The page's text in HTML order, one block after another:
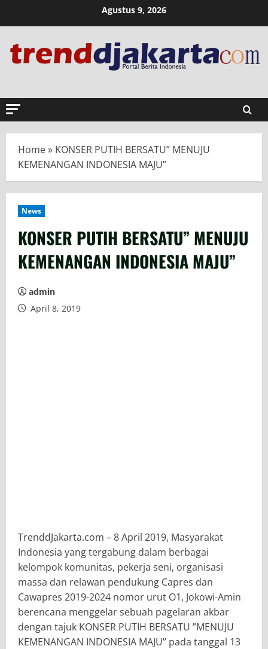
Agustus 9, 2026
Home» KONSER PUTIH BERSATU” MENUJU
KEMENANGAN INDONESIA MAJU”
News
KONSER PUTIH BERSATU” MENUJU
KEMENANGAN INDONESIA MAJU”
admin
April 8, 2019
TrenddJakarta.com – 8 April 2019, Masyarakat
Indonesia yang tergabung dalam berbagai
kelompok komunitas, pekerja seni, organisasi
massa dan relawan pendukung Capres dan
Cawapres 2019-2024 nomor urut O1, Jokowi-Amin
berencana menggelar sebuah pagelaran akbar
dengan tajuk KONSER PUTIH BERSATU ”MENUJU
KEMENANGAN INDONESIA MAJU” pada tanggal 13